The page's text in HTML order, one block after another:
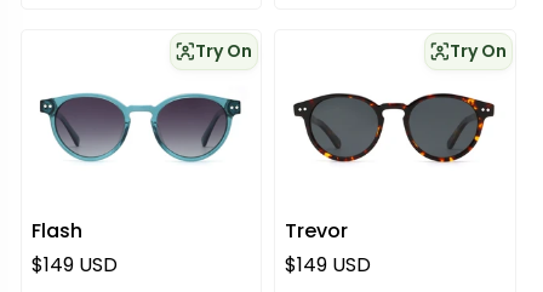
Flash
Try On
Regulärer Preis
$149 USD
Trevor
Try On
Regulärer Preis
$149 USD